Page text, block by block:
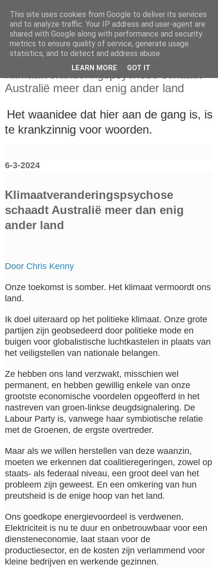
woensdag 6 maart 2024
Klimaatveranderingspsychose schaadt
Australië meer dan enig ander land
Het waanidee dat hier aan de gang is, is
te krankzinnig voor woorden.
6-3-2024
Klimaatveranderingspsychose
schaadt Australië meer dan enig
ander land
Door Chris Kenny
Onze toekomst is somber. Het klimaat vermoordt ons
land.
Ik doel uiteraard op het politieke klimaat. Onze grote
partijen zijn geobsedeerd door politieke mode en
buigen voor globalistische luchtkastelen in plaats van
het veiligstellen van nationale belangen.
Ze hebben ons land verzwakt, misschien wel
permanent, en hebben gewillig enkele van onze
grootste economische voordelen opgeofferd in het
nastreven van groen-linkse deugdsignalering. De
Labour Party is, vanwege haar symbiotische relatie
met de Groenen, de ergste overtreder.
Maar als we willen herstellen van deze waanzin,
moeten we erkennen dat coalitieregeringen, zowel op
staats- als federaal niveau, een groot deel van het
probleem zijn geweest. En een omkering van hun
preutsheid is de enige hoop van het land.
Ons goedkope energievoordeel is verdwenen.
Elektriciteit is nu te duur en onbetrouwbaar voor een
diensteneconomie, laat staan voor de
productiesector, en de kosten zijn verlammend voor
kleine bedrijven en werkende gezinnen.
This site uses cookies from Google to deliver its services
and to analyze traffic. Your IP address and user-agent are
shared with Google along with performance and security
metrics to ensure quality of service, generate usage
statistics, and to detect and address abuse.
LEARN MORE GOT IT